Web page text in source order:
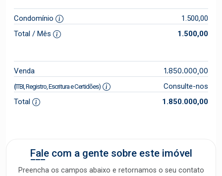
Condomínio
1.500,00
Total / Mês
1.500,00
Venda 1.850.000,00
(ITBI, Registro, Escritura e Certidões)
Consulte-nos
Total
1.850.000,00
Fale com a gente sobre este imóvel
Preencha os campos abaixo e retornamos o seu contato